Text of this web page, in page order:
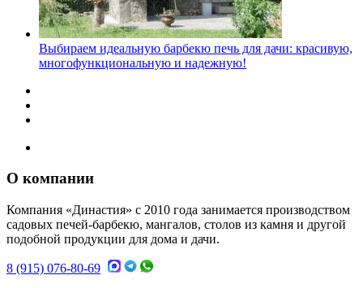
Выбираем идеальную барбекю печь для дачи: красивую,
многофункциональную и надежную!
О компании
Компания «Династия» с 2010 года занимается производством
садовых печей-барбекю, мангалов, столов из камня и другой
подобной продукции для дома и дачи.
8 (915) 076-80-69